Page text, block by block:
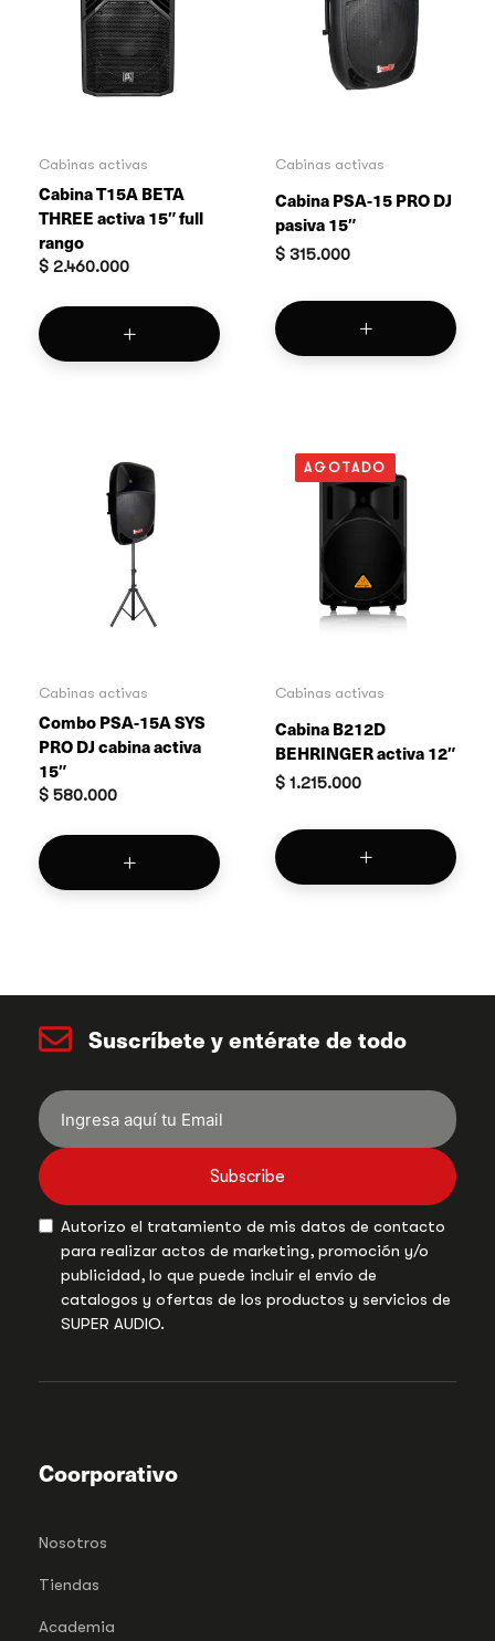
Cabinas activas
Cabina T15A BETA
THREE activa 15″ full
rango
$ 2.460.000
Cabinas activas
Cabina PSA-15 PRO DJ
pasiva 15″
$ 315.000
Cabinas activas
Combo PSA-15A SYS
PRO DJ cabina activa
15″
$ 580.000
AGOTADO
Cabinas activas
Cabina B212D
BEHRINGER activa 12″
$ 1.215.000
Suscríbete y entérate de todo
Subscribe
Autorizo el tratamiento de mis datos de contacto
para realizar actos de marketing, promoción y/o
publicidad, lo que puede incluir el envío de
catalogos y ofertas de los productos y servicios de
SUPER AUDIO.
Coorporativo
Nosotros
Tiendas
Academia